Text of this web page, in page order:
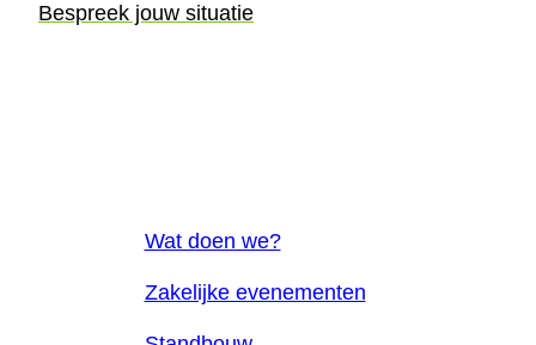
Bespreek jouw situatie
Wat doen we?
Zakelijke evenementen